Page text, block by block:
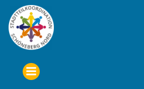
Zum
Inhalt
springen